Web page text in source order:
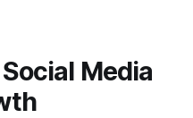
Media